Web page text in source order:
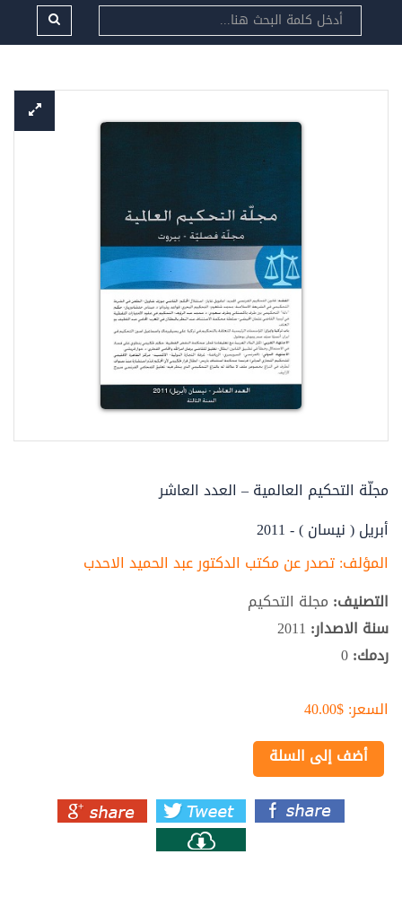
مجلّة التحكيم العالمية – العدد العاشر
أبريل ( نيسان ) - 2011
المؤلف:تصدر عن مكتب الدكتور عبد الحميد الاحدب
التصنيف: مجلة التحكيم
سنة الاصدار: 2011
ردمك:0
السعر:$40.00
أضف إلى السلة